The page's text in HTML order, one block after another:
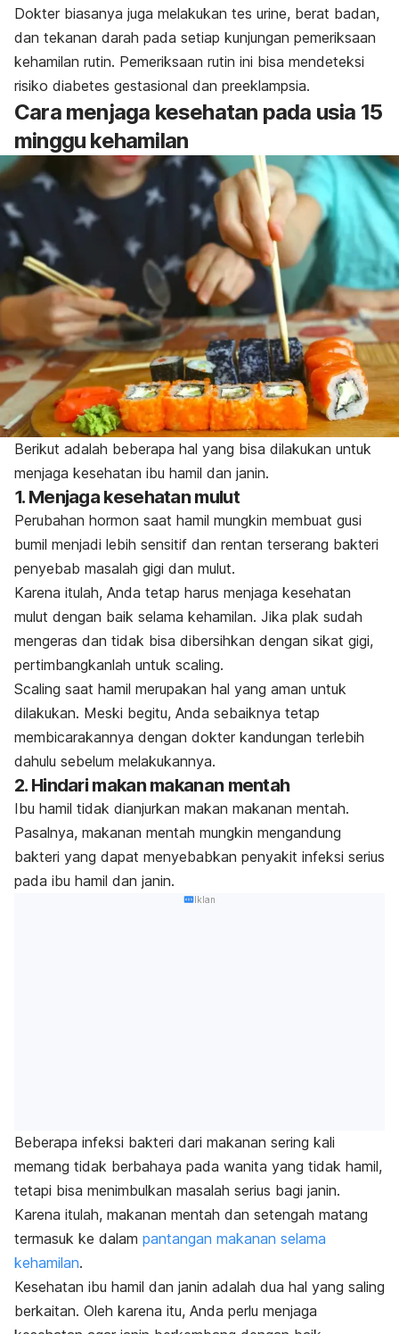
Dokter biasanya juga melakukan tes urine, berat badan,
dan tekanan darah pada setiap kunjungan pemeriksaan
kehamilan rutin. Pemeriksaan rutin ini bisa mendeteksi
risiko diabetes gestasional dan preeklampsia.
Cara menjaga kesehatan pada usia 15
minggu kehamilan
Berikut adalah beberapa hal yang bisa dilakukan untuk
menjaga kesehatan ibu hamil dan janin.
1. Menjaga kesehatan mulut
Perubahan hormon saat hamil mungkin membuat gusi
bumil menjadi lebih sensitif dan rentan terserang bakteri
penyebab masalah gigi dan mulut.
Karena itulah, Anda tetap harus menjaga kesehatan
mulut dengan baik selama kehamilan. Jika plak sudah
mengeras dan tidak bisa dibersihkan dengan sikat gigi,
pertimbangkanlah untuk scaling.
Scaling saat hamil merupakan hal yang aman untuk
dilakukan. Meski begitu, Anda sebaiknya tetap
membicarakannya dengan dokter kandungan terlebih
dahulu sebelum melakukannya.
2. Hindari makan makanan mentah
Ibu hamil tidak dianjurkan makan makanan mentah.
Pasalnya, makanan mentah mungkin mengandung
bakteri yang dapat menyebabkan penyakit infeksi serius
pada ibu hamil dan janin.
Iklan
Beberapa infeksi bakteri dari makanan sering kali
memang tidak berbahaya pada wanita yang tidak hamil,
tetapi bisa menimbulkan masalah serius bagi janin.
Karena itulah, makanan mentah dan setengah matang
termasuk ke dalam pantangan makanan selama
kehamilan.
Kesehatan ibu hamil dan janin adalah dua hal yang saling
berkaitan. Oleh karena itu, Anda perlu menjaga